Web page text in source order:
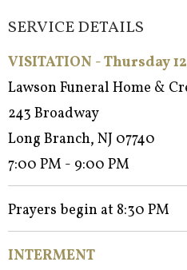
SERVICE DETAILS
VISITATION - Thursday
Lawson Funeral Home &
243 Broadway
Long Branch, NJ 07740
7:00 PM - 9:00 PM
Prayers begin at 8:30 PM
INTERMENT